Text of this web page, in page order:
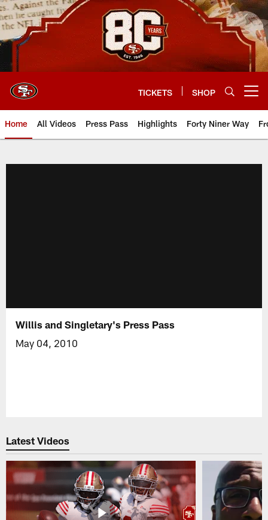
Skip
to
main
content
TICKETS SHOP
Home All Videos Press Pass Highlights Forty Niner Way
Willis and Singletary's Press Pass
May 04, 2010
Latest Videos